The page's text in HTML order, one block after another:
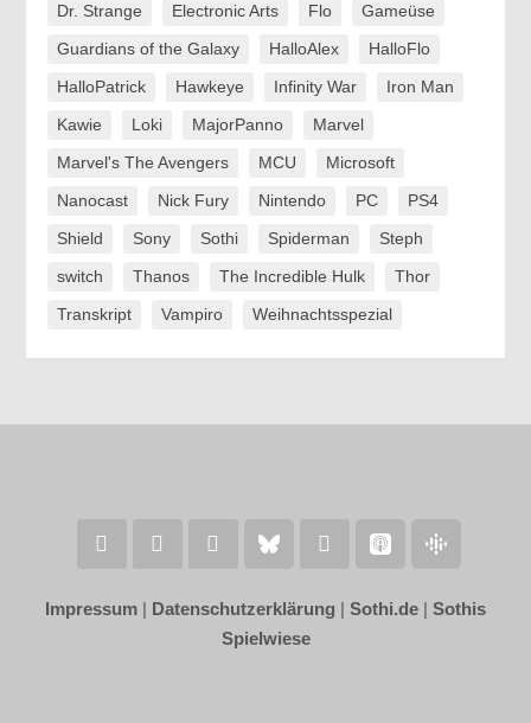
Dr. Strange
Electronic Arts Flo
Gameüse
Guardians of the Galaxy
HalloAlex
HalloFlo
HalloPatrick
Hawkeye Infinity War
Iron Man
Kawie
Loki MajorPanno
Marvel
Marvel's The Avengers
MCU
Microsoft
Nanocast
Nick Fury Nintendo PC
PS4
Shield
Sony Sothi Spiderman
Steph
switch
Thanos The Incredible Hulk
Thor
Transkript
Vampiro Weihnachtsspezial
Impressum | Datenschutzerklärung | Sothi.de | Sothis
Spielwiese